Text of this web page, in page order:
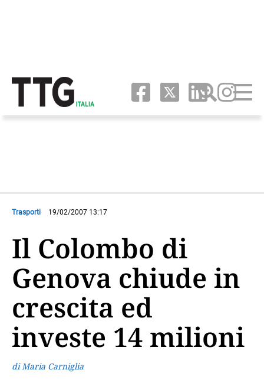
Trasporti 19/02/2007 13:17
Il Colombo di
Genova chiude in
crescita ed
investe 14 milioni
di Maria Carniglia